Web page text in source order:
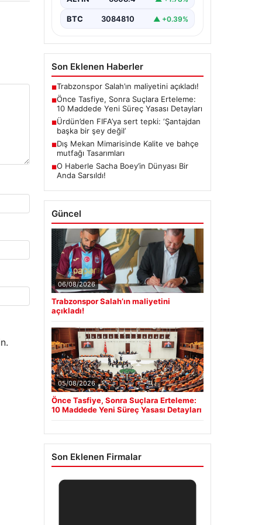
çerçeve getiren yasa…
BTC 3084810 ▲ +0.39%
Son Eklenen Haberler
■Trabzonspor Salah’ın maliyetini açıkladı!
■Önce Tasfiye, Sonra Suçlara Erteleme:
10 Maddede Yeni Süreç Yasası Detayları
■Ürdün’den FIFA’ya sert tepki: ‘Şantajdan
başka bir şey değil’
■Dış Mekan Mimarisinde Kalite ve bahçe
mutfağı Tasarımları
■O Haberle Sacha Boey’in Dünyası Bir
Anda Sarsıldı!
Güncel
06/08/2026
Trabzonspor Salah’ın maliyetini
açıkladı!
05/08/2026
Önce Tasfiye, Sonra Suçlara Erteleme:
10 Maddede Yeni Süreç Yasası Detayları
Son Eklenen Firmalar